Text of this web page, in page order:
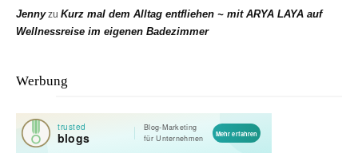
Jennyzu Kurz mal dem Alltag entfliehen ~ mit ARYA LAYA auf
Wellnessreise im eigenen Badezimmer
Werbung